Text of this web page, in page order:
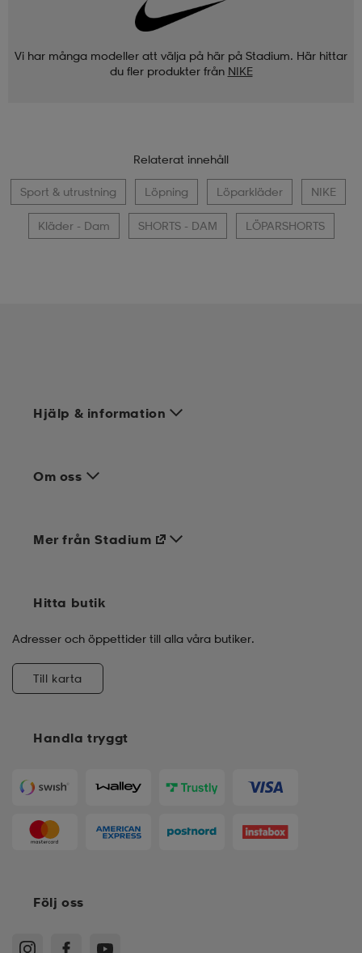
Vi har många modeller att välja på här på Stadium. Här hittar
du fler produkter från NIKE
Relaterat innehåll
Sport & utrustning Löpning Löparkläder NIKE
Kläder - Dam SHORTS - DAM LÖPARSHORTS
Hjälp & information
Om oss
Handla tryggt
Mer från Stadium
Hitta butik
Adresser och öppettider till alla våra butiker.
Till karta
Följ oss